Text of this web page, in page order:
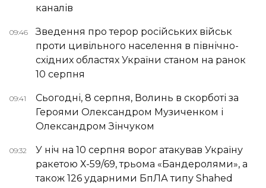
каналів
09:46
Зведення про терор російських військ
проти цивільного населення в північно-
східних областях України станом на ранок
10 серпня
09:41
Сьогодні, 8 серпня, Волинь в скорботі за
Героями Олександром Музиченком і
Олександром Зінчуком
09:32
У ніч на 10 серпня ворог атакував Україну
ракетою Х-59/69, трьома «Бандеролями», а
також 126 ударними БпЛА типу Shahed